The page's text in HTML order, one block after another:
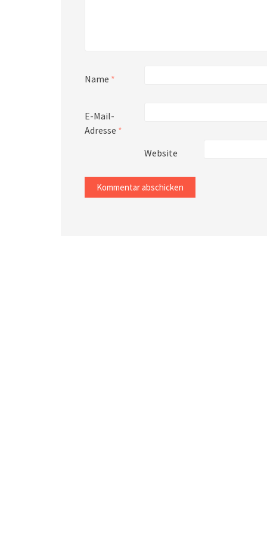
Name *
E-Mail-
Adresse *
Website